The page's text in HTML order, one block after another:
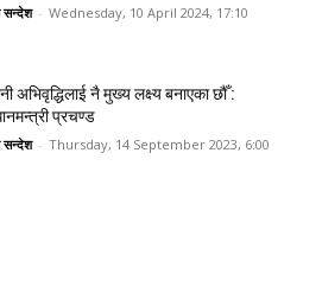
सन्देश - Wednesday, 10 April 2024, 17:10
अभिवृद्धिलाई नै मुख्य लक्ष्य बनाएका छौँ :
प्रचण्ड
सन्देश - Thursday, 14 September 2023, 6:00